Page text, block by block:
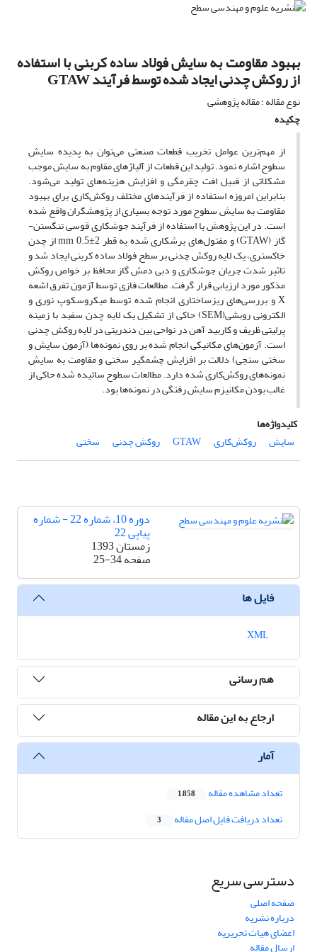
بهبود مقاومت به سایش فولاد ساده کربنی با استفاده
از روکش چدنی ایجاد شده توسط فرآیند GTAW
نوع مقاله : مقاله پژوهشی
چکیده
از مهم‌ترین عوامل تخریب قطعات صنعتی می‌توان به پدیده سایش
سطوح اشاره نمود. تولید این قطعات از آلیاژهای مقاوم به سایش موجب
مشکلاتی از قبیل افت چقرمگی و افزایش هزینه‌های تولید می‌شود.
بنابراین امروزه استفاده از فرآیندهای مختلف روکش‌کاری برای بهبود
مقاومت به سایش سطوح مورد توجه بسیاری از پژوهشگران واقع شده
است. در این پژوهش با استفاده از فرآیند جوشکاری قوسی تنگستن-
گاز (GTAW) و مفتول‌های برشکاری شده به قطر 2±0.5 mm از چدن
خاکستری، یک لایه روکش چدنی بر سطح فولاد ساده کربنی ایجاد شد و
تاثیر شدت جریان جوشکاری و دبی دمش گاز محافظ بر خواص روکش
مذکور مورد ارزیابی قرار گرفت. مطالعات فازی توسط آزمون تفرق اشعه‌
X و بررسی‌های ریزساختاری انجام شده توسط میکروسکوپ نوری و
الکترونی روبشی(SEM) حاکی از تشکیل یک لایه چدن سفید با زمینه
پرلیتی ظریف و کاربید آهن در نواحی بین دندریتی در لایه روکش چدنی
است. آزمون‌های مکانیکی انجام شده بر روی نمونه‌ها (آزمون سایش و
سختی سنجی) دلالت بر افزایش چشمگیر سختی و مقاومت به سایش
نمونه‌های روکش‌کاری شده دارد. مطالعات سطوح سائیده شده حاکی از
غالب بودن مکانیزم سایش رفتگی در نمونه‌ها بود.
کلیدواژه‌ها
سایش
روکش‌کاری GTAW روکش چدنی سختی
دوره 10، شماره 22 - شماره
پیاپی 22
زمستان 1393
صفحه25-34
فایل ها
هم رسانی
ارجاع به این مقاله
آمار
تعداد مشاهده مقاله 1,858
تعداد دریافت فایل اصل مقاله 3
دسترسی سریع
صفحه اصلی
درباره نشریه
اعضای هیات تحریریه
ارسال مقاله